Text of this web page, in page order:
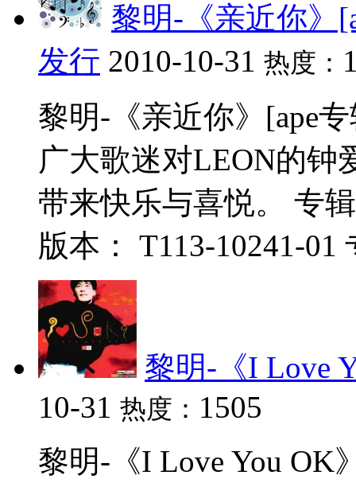
黎明-《亲近你》
发行 2010-10-31 热度：
黎明-《亲近你》[ape
广大歌迷对LEON的钟
带来快乐与喜悦。 专
版本： T113-10241-01
黎明-《I Love
10-31 热度： 1505
黎明-《I Love You OK